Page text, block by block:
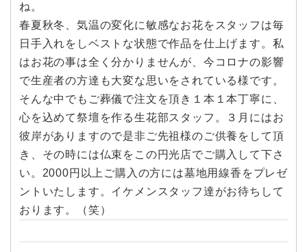
ね。
春夏秋冬、気温の変化に敏感なお花をスタッフは毎
日手入れをしベストな状態で作品を仕上げます。私
はお花の事は全く分かりませんが、今コロナの影響
で生産者の方達も大変な思いをされている様です。
そんな中でもご葬儀で注文を頂き１本１本丁寧に、
心を込めて祭壇を作る生花部スタッフ。３月にはお
彼岸がありますので是非ご先祖様のご供養をして頂
き、その時には仏束をこの円光店でご購入して下さ
い。2000円以上ご購入の方には墓地用線香をプレゼ
ントいたします。イケメンスタッフ達がお待ちして
おります。（笑）